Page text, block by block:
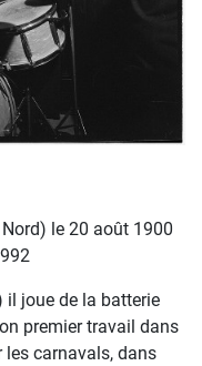
le 20 août 1900
il joue de la batterie
premier travail dans
carnavals, dans